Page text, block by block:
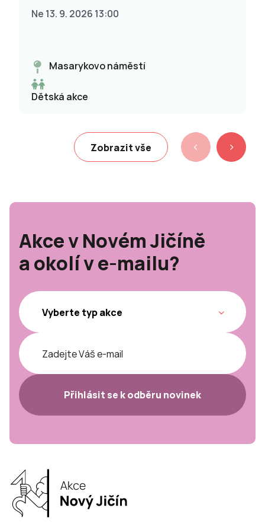
Ne 13. 9. 2026 13:00
Masarykovo náměstí
Dětská akce
Zobrazit vše
Akce v Novém Jičíně
a okolí v e-mailu?
Přihlásit se k odběru novinek